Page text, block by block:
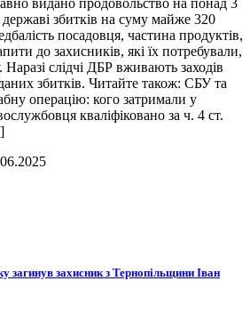
видано продовольство на понад 3
державі збитків на суму майже 320
посадовця, частина продуктів,
до захисників, які їх потребували,
слідчі ДБР вживають заходів
збитків. Читайте також: СБУ та
операцію: кого затримали у
кваліфіковано за ч. 4 ст.
захисник з Тернопільщини Іван